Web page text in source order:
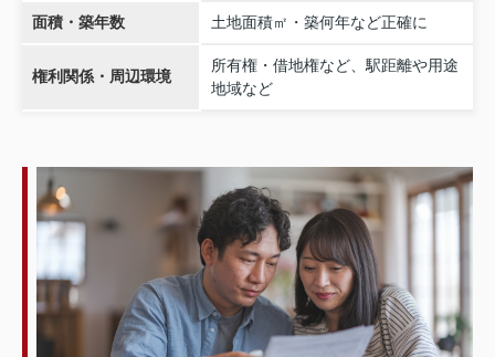
面積・築年数 土地面積㎡・築何年など正確に
権利関係・周辺環境
所有権・借地権など、駅距離や用途
地域など